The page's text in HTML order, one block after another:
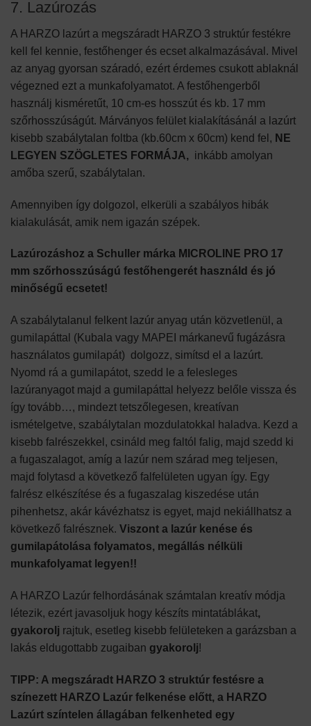
7. Lazúrozás
A HARZO lazúrt a megszáradt HARZO 3 struktúr festékre
kell fel kennie, festőhenger és ecset alkalmazásával. Mivel
az anyag gyorsan száradó, ezért érdemes csukott ablaknál
végezned ezt a munkafolyamatot. A festőhengerből
használj kisméretűt, 10 cm-es hosszút és kb. 17 mm
szőrhosszúságút. Márványos felület kialakításánál a lazúrt
kisebb szabálytalan foltba (kb.60cm x 60cm) kend fel, NE
LEGYEN SZÖGLETES FORMÁJA, inkább amolyan
amőba szerű, szabálytalan.
Amennyiben így dolgozol, elkerüli a szabályos hibák
kialakulását, amik nem igazán szépek.
Lazúrozáshoz a Schuller márka MICROLINE PRO 17
mm szőrhosszúságú festőhengerét használd és jó
minőségű ecsetet!
A szabálytalanul felkent lazúr anyag után közvetlenül, a
gumilapáttal (Kubala vagy MAPEI márkanevű fugázásra
használatos gumilapát) dolgozz, simítsd el a lazúrt.
Nyomd rá a gumilapátot, szedd le a felesleges
lazúranyagot majd a gumilapáttal helyezz belőle vissza és
így tovább…, mindezt tetszőlegesen, kreatívan
ismételgetve, szabálytalan mozdulatokkal haladva. Kezd a
kisebb falrészekkel, csináld meg faltól falig, majd szedd ki
a fugaszalagot, amíg a lazúr nem szárad meg teljesen,
majd folytasd a következő falfelületen ugyan így. Egy
falrész elkészítése és a fugaszalag kiszedése után
pihenhetsz, akár kávézhatsz is egyet, majd nekiállhatsz a
következő falrésznek. Viszont a lazúr kenése és
gumilapátolása folyamatos, megállás nélküli
munkafolyamat legyen!!
A HARZO Lazúr felhordásának számtalan kreatív módja
létezik, ezért javasoljuk hogy készíts mintatáblákat,
gyakorolj rajtuk, esetleg kisebb felületeken a garázsban a
lakás eldugottabb zugaiban gyakorolj!
TIPP: A megszáradt HARZO 3 struktúr festésre a
színezett HARZO Lazúr felkenése előtt, a HARZO
Lazúrt színtelen állagában felkenheted egy